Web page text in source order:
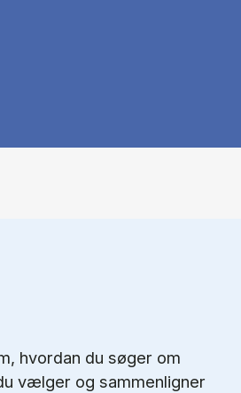
hvordan du søger om
vælger og sammenligner